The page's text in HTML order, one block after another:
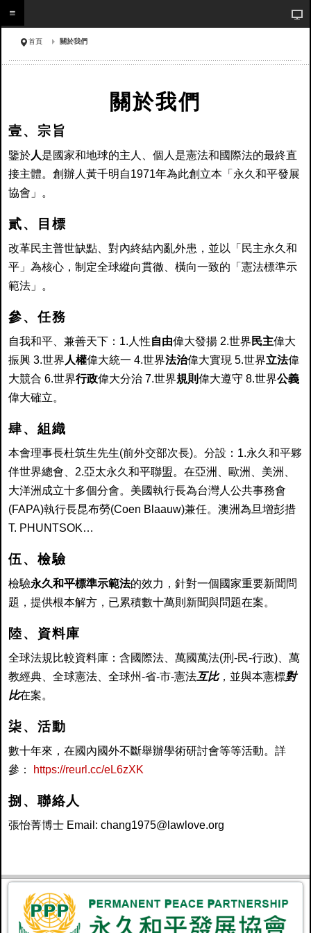
首頁 關於我們
關於我們
壹、宗旨
鑒於人是國家和地球的主人、個人是憲法和國際法的最終直
接主體。創辦人黃千明自1971年為此創立本「永久和平發展
協會」。
貳、目標
改革民主普世缺點、對內終結內亂外患，並以「民主永久和
平」為核心，制定全球縱向貫徹、橫向一致的「憲法標準示
範法」。
參、任務
自我和平、兼善天下：1.人性自由偉大發揚 2.世界 民主偉大
振興 3.世界 人權偉大統一 4.世界法治偉大實現 5.世界立法偉
大競合 6.世界行政偉大分治 7.世界規則偉大遵守 8.世界公義
偉大確立。
肆、組織
本會理事長杜筑生先生(前外交部次長)。分設：1.永久和平夥
伴世界總會、2.亞太永久和平聯盟。在亞洲、歐洲、美洲、
大洋洲成立十多個分會。美國執行長為台灣人公共事務會
(FAPA)執行長昆布勞(Coen Blaauw)兼任。澳洲為旦增彭措
T. PHUNTSOK…
伍、檢驗
檢驗永久和平標準示範法的效力，針對一個國家重要新聞問
題，提供根本解方，已累積數十萬則新聞與問題在案。
陸、資料庫
全球法規比較資料庫：含國際法、萬國萬法(刑-民-行政)、萬
教經典、全球憲法、全球州-省-市-憲法互比，並與本憲標對
比在案。
柒、活動
數十年來，在國內國外不斷舉辦學術研討會等等活動。詳
參：
https://reurl.cc/eL6zXK
捌、 聯絡人
張怡菁博士 Email: chang1975@lawlove.org